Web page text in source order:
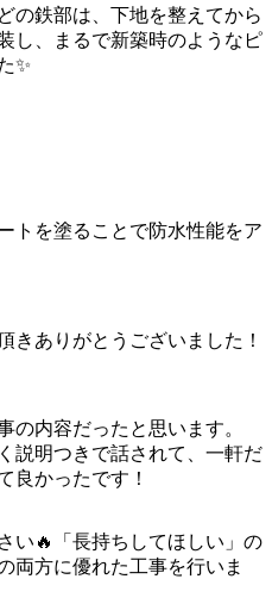
の鉄部は、下地を整えてから
し、まるで新築時のようなピ
✨
トを塗ることで防水性能をア
きありがとうございました！
の内容だったと思います。
説明つきで話されて、一軒だ
良かったです！
い🔥「長持ちしてほしい」の
両方に優れた工事を行いま